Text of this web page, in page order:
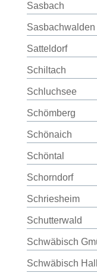
Sasbach
Sasbachwalden
Satteldorf
Schiltach
Schluchsee
Schömberg
Schönaich
Schöntal
Schorndorf
Schriesheim
Schutterwald
Schwäbisch
Schwäbisch Hall